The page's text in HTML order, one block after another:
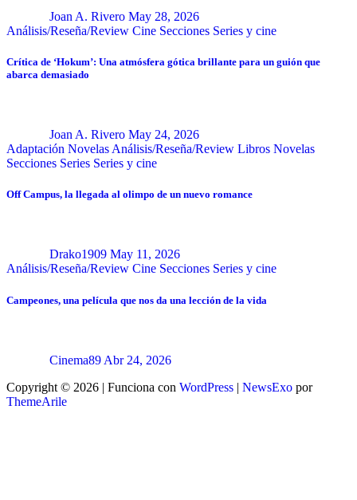
Joan A. Rivero May 28, 2026
Análisis/Reseña/Review Cine Secciones Series y cine
Crítica de ‘Hokum’: Una atmósfera gótica brillante para un guión que
abarca demasiado
Joan A. Rivero May 24, 2026
Adaptación Novelas Análisis/Reseña/Review Libros Novelas
Secciones Series Series y cine
Off Campus, la llegada al olimpo de un nuevo romance
Drako1909 May 11, 2026
Análisis/Reseña/Review Cine Secciones Series y cine
Campeones, una película que nos da una lección de la vida
Cinema89 Abr 24, 2026
Copyright © 2026 | Funciona con WordPress | NewsExo por
ThemeArile